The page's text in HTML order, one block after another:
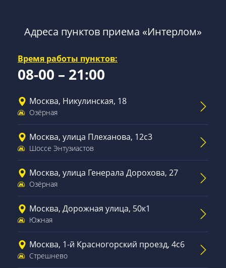
Адреса пунктов приема «Интерлом»
Время работы пунктов:
08-00 – 21:00
Москва, Никулинская, 18
Озёрная
Москва, улица Плеханова, 12с3
Шоссе Энтузиастов
Москва, улица Генерала Дорохова, 27
Озёрная
Москва, Дорожная улица, 50к1
Южная
Москва, 1-й Красногорский проезд, 4с6
Стрешнево